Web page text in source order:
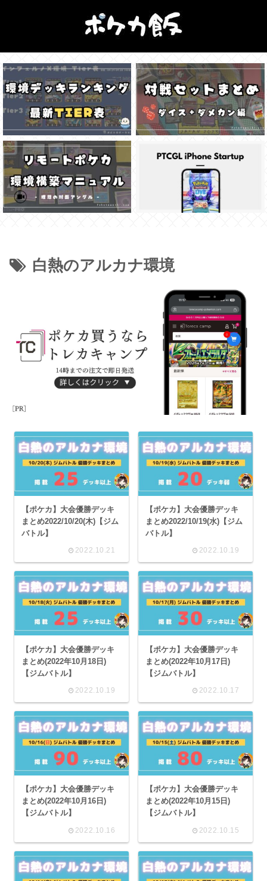
白熱のアルカナ環境
【ポケカ】大会優勝デッキ
まとめ2022/10/20(木)【ジム
バトル】
2022.10.21
【ポケカ】大会優勝デッキ
まとめ2022/10/19(水)【ジム
バトル】
2022.10.19
【ポケカ】大会優勝デッキ
まとめ(2022年10月18日)
【ジムバトル】
2022.10.19
【ポケカ】大会優勝デッキ
まとめ(2022年10月17日)
【ジムバトル】
2022.10.17
【ポケカ】大会優勝デッキ
まとめ(2022年10月16日)
【ジムバトル】
2022.10.16
【ポケカ】大会優勝デッキ
まとめ(2022年10月15日)
【ジムバトル】
2022.10.15